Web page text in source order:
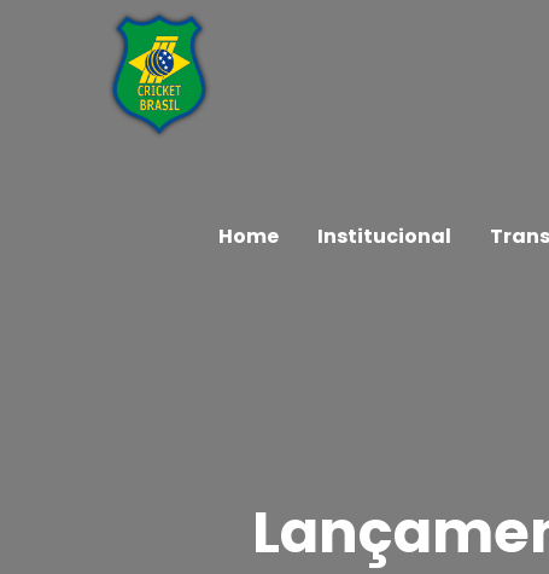
Home Institucional